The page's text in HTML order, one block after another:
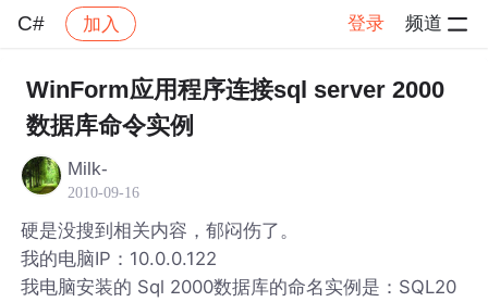
C# 加入 登录 频道
社区 帖子详情
WinForm应用程序连接sql server 2000
数据库命令实例
Milk-
2010-09-16
硬是没搜到相关内容，郁闷伤了。
我的电脑IP：10.0.0.122
我电脑安装的 Sql 2000数据库的命名实例是：SQL20